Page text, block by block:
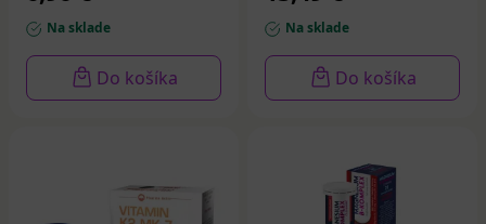
Na sklade
Do košíka
Na sklade
Do košíka